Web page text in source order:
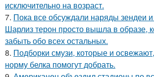
исключительно на возраст.
7. Пока все обсуждали наряды зендеи
Шарлиз терон просто вышла в образе,
забыть обо всех остальных.
8. Подборки смузи, которые и
норму белка помогут добрать.